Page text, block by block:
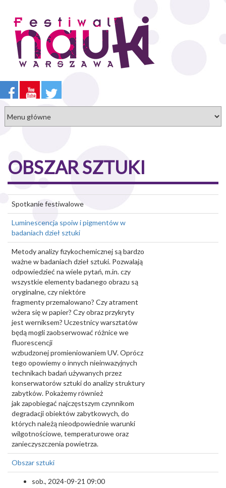
treści
OBSZAR SZTUKI
Spotkanie festiwalowe
Luminescencja spoiw i pigmentów w
badaniach dzieł sztuki
Metody analizy fizykochemicznej są bardzo
ważne w badaniach dzieł sztuki. Pozwalają
odpowiedzieć na wiele pytań, m.in. czy
wszystkie elementy badanego obrazu są
oryginalne, czy niektóre
fragmenty przemalowano? Czy atrament
wżera się w papier? Czy obraz przykryty
jest werniksem? Uczestnicy warsztatów
będą mogli zaobserwować różnice we
fluorescencji
wzbudzonej promieniowaniem UV. Oprócz
tego opowiemy o innych nieinwazyjnych
technikach badań używanych przez
konserwatorów sztuki do analizy struktury
zabytków. Pokażemy również
jak zapobiegać najczęstszym czynnikom
degradacji obiektów zabytkowych, do
których należą nieodpowiednie warunki
wilgotnościowe, temperaturowe oraz
zanieczyszczenia powietrza.
Obszar sztuki
sob., 2024-09-21 09:00